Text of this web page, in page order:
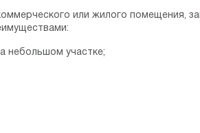
или жилого помещения,
небольшом участке;